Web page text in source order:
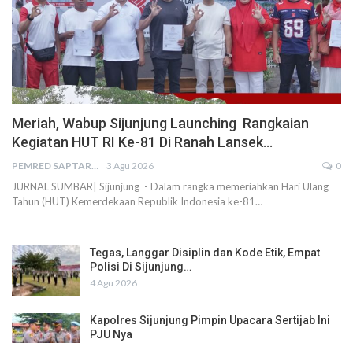
Meriah, Wabup Sijunjung Launching Rangkaian
Kegiatan HUT RI Ke-81 Di Ranah Lansek…
PEMRED SAPTARIUS 3 Agu 2026 0
JURNAL SUMBAR| Sijunjung - Dalam rangka memeriahkan Hari Ulang
Tahun (HUT) Kemerdekaan Republik Indonesia ke-81…
Tegas, Langgar Disiplin dan Kode Etik, Empat
Polisi Di Sijunjung…
4 Agu 2026
Kapolres Sijunjung Pimpin Upacara Sertijab Ini
PJU Nya